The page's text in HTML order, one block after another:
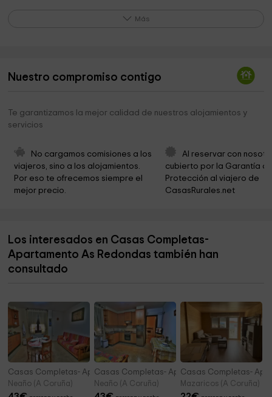
Igrexa de Santo Estevo de Cesullas
Igrexa de San Fins de Anllóns 2,3 km
Ayuntamiento De Ponteceso
Ermida de San Fins do Castro
Parque infantil
Iglesia de San Tirso de Cospindo 2,7 km
Playa Area das Vacaas
Rego Dos Muiños
Más
Nuestro compromiso contigo
Te garantizamos la mejor calidad de nuestros alojamientos y
servicios
No cargamos comisiones a los
viajeros, sino a los alojamientos.
Por eso te ofrecemos siempre el
mejor precio.
Al reservar con
cubierto por la Garantía
Protección al viajero de
CasasRurales.net
Los interesados en Casas Completas-
Apartamento As Redondas también han
consultado
Casas Completas- Apartamento Añon 1
Neaño (A Coruña)
Casas Completas- Apartamento Añon 2
Neaño (A Coruña)
Casas Completas-
Mazaricos (A Coruña)